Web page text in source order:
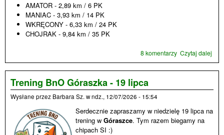
AMATOR - 2,89 km / 6 PK
MANIAC - 3,93 km / 14 PK
WKRĘCONY - 6,33 km / 24 PK
CHOJRAK - 9,84 km / 35 PK
Czytaj dalej
8 komentarzy
Trening BnO Góraszka - 19 lipca
Wysłane przez Barbara Sz. wndz., 12/07/2026 - 15:54
Serdecznie zapraszamy w niedzielę 19 lipca na
trening w Góraszce. Tym razem biegamy na
chipach SI :)